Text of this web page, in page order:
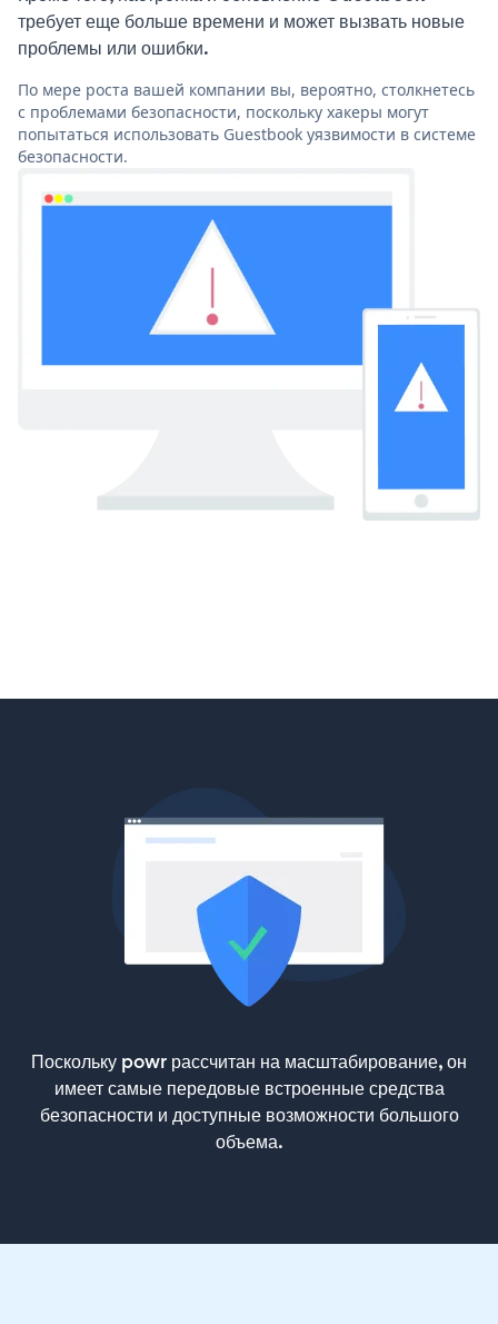
требует еще больше времени и может вызвать новые
проблемы или ошибки.
По мере роста вашей компании вы, вероятно, столкнетесь
с проблемами безопасности, поскольку хакеры могут
попытаться использовать Guestbook уязвимости в системе
безопасности.
Поскольку powr рассчитан на масштабирование, он
имеет самые передовые встроенные средства
безопасности и доступные возможности большого
объема.